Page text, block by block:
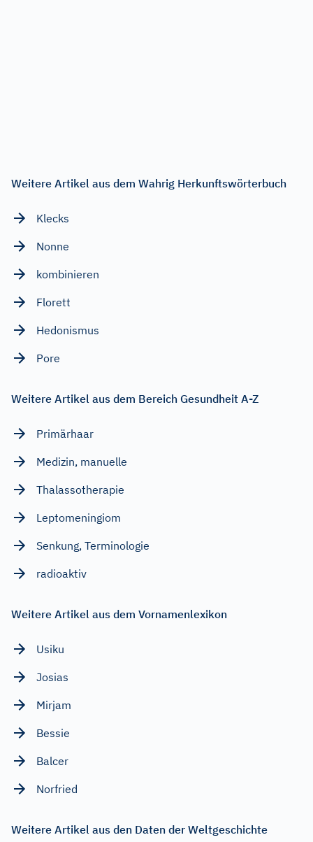
Weitere Artikel aus dem Wahrig Herkunftswörterbuch
Klecks
Nonne
kombinieren
Florett
Hedonismus
Pore
Weitere Artikel aus dem Bereich Gesundheit A-Z
Primärhaar
Medizin, manuelle
Thalassotherapie
Leptomeningiom
Senkung, Terminologie
radioaktiv
Weitere Artikel aus dem Vornamenlexikon
Usiku
Josias
Mirjam
Bessie
Balcer
Norfried
Weitere Artikel aus den Daten der Weltgeschichte